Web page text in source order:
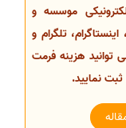
موسسه و
تلگرام و
توانید هزینه فرمت
نمایید.